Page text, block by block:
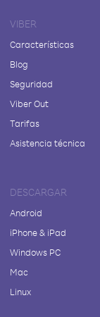
VIBER
Características
Blog
Seguridad
Viber Out
Tarifas
Asistencia técnica
DESCARGAR
Android
iPhone & iPad
Windows PC
Mac
Linux